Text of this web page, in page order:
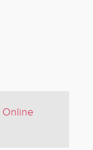
Online